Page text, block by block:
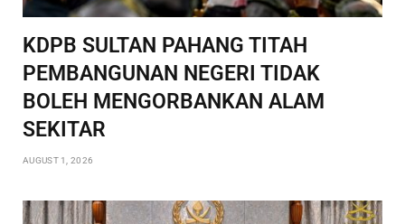
KDPB SULTAN PAHANG TITAH
PEMBANGUNAN NEGERI TIDAK
BOLEH MENGORBANKAN ALAM
SEKITAR
AUGUST 1, 2026